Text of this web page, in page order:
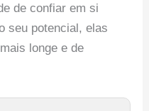
de confiar em si
seu potencial, elas
longe e de